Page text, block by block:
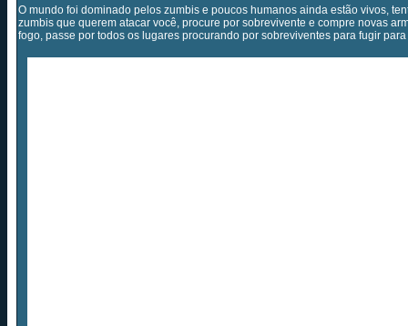
O mundo foi dominado pelos zumbis e poucos humanos ainda estão vivos,
zumbis que querem atacar você, procure por sobrevivente e compre novas
fogo, passe por todos os lugares procurando por sobreviventes para fugir